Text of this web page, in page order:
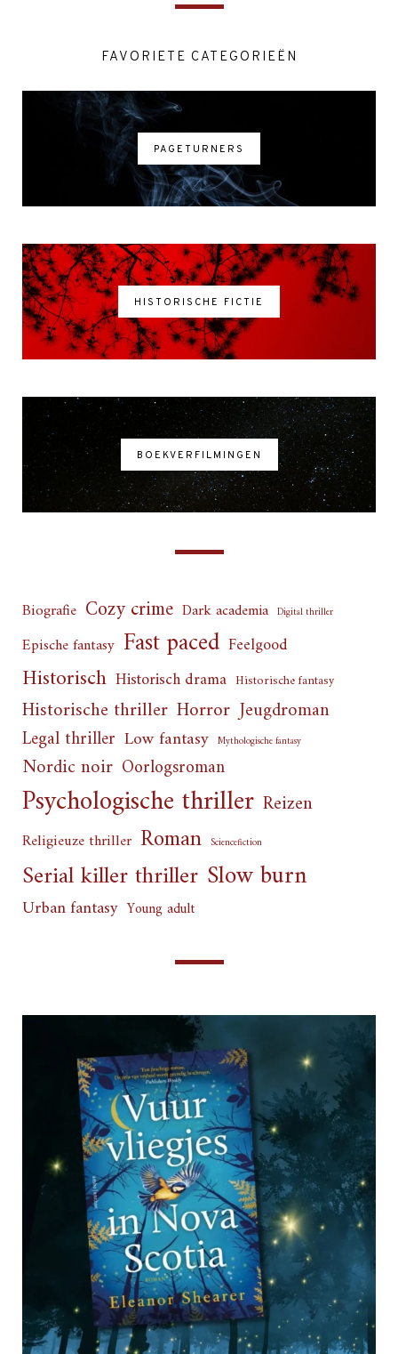
FAVORIETE CATEGORIEËN
PAGETURNERS
HISTORISCHE FICTIE
BOEKVERFILMINGEN
Biografie Cozy crime Dark academia Digital thriller
Epische fantasy Fast paced Feelgood
Historisch Historisch drama Historische fantasy
Historische thriller Horror Jeugdroman
Legal thriller Low fantasy Mythologische fantasy
Nordic noir Oorlogsroman
Psychologische thriller Reizen
Religieuze thriller Roman Sciencefiction
Serial killer thriller Slow burn
Urban fantasy Young adult